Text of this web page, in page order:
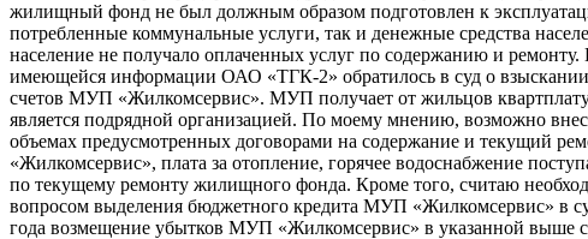
жилищный фонд не был должным образом подготовлен к
потребленные коммунальные услуги, так и денежные средства
население не получало оплаченных услуг по содержанию и
имеющейся информации ОАО «ТГК-2» обратилось в суд о
счетов МУП «Жилкомсервис». МУП получает от жильцов
является подрядной организацией. По моему мнению, возможно
объемах предусмотренных договорами на содержание и текущий
«Жилкомсервис», плата за отопление, горячее водоснабжение
по текущему ремонту жилищного фонда. Кроме того, считаю
вопросом выделения бюджетного кредита МУП «Жилкомсервис» в
года возмещение убытков МУП «Жилкомсервис» в указанной выше